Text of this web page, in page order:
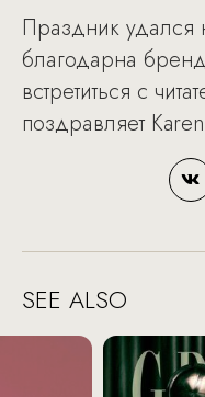
Праздник удался
благодарна
встретиться с
поздравляет
SEE ALSO